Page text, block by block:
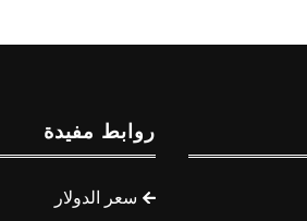
روابط مفيدة
سعر الدولار